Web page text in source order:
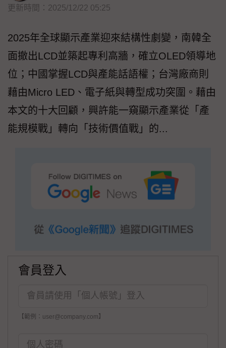
更新時間：2025/12/22 05:25
2025年全球顯示產業迎來結構性劇變，南韓全
面撤出LCD並築起專利高牆，確立OLED領導地
位；中國掌握LCD與產能話語權；台灣廠商則
藉由Micro LED、電子紙與轉型成功突圍。藉由
本文的十大回顧，興許能一窺顯示產業從「產
能規模戰」轉向「技術價值戰」的...
會員登入
【範例：user@company.com】